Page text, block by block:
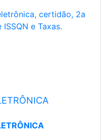
certidão, 2a
e Taxas.